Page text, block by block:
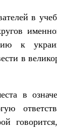
в
к
в
в